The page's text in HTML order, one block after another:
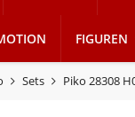
FIGUREN
Sets Piko 28308